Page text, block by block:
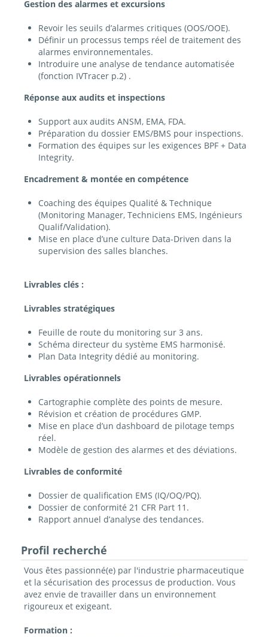
Gestion des alarmes et excursions
Revoir les seuils d’alarmes critiques (OOS/OOE).
Définir un processus temps réel de traitement des
alarmes environnementales.
Introduire une analyse de tendance automatisée
(fonction IVTracer p.2) .
Réponse aux audits et inspections
Support aux audits ANSM, EMA, FDA.
Préparation du dossier EMS/BMS pour inspections.
Formation des équipes sur les exigences BPF + Data
Integrity.
Encadrement & montée en compétence
Coaching des équipes Qualité & Technique
(Monitoring Manager, Techniciens EMS, Ingénieurs
Qualif/Validation).
Mise en place d’une culture Data-Driven dans la
supervision des salles blanches.
Livrables clés :
Livrables stratégiques
Feuille de route du monitoring sur 3 ans.
Schéma directeur du système EMS harmonisé.
Plan Data Integrity dédié au monitoring.
Livrables opérationnels
Cartographie complète des points de mesure.
Révision et création de procédures GMP.
Mise en place d’un dashboard de pilotage temps
réel.
Modèle de gestion des alarmes et des déviations.
Livrables de conformité
Dossier de qualification EMS (IQ/OQ/PQ).
Dossier de conformité 21 CFR Part 11.
Rapport annuel d’analyse des tendances.
Profil recherché
Vous êtes passionné(e) par l'industrie pharmaceutique
et la sécurisation des processus de production. Vous
avez envie de travailler dans un environnement
rigoureux et exigeant.
Formation :